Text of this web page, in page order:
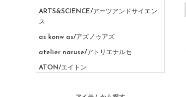
ARTS&SCIENCE/アーツアンドサイエン
ス
as konw as/アズノゥアズ
atelier naruse/アトリエナルセ
ATON/エイトン